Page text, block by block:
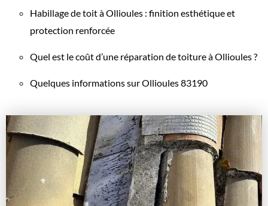
Habillage de toit à Ollioules : finition esthétique et
protection renforcée
Quel est le coût d’une réparation de toiture à Ollioules ?
Quelques informations sur Ollioules 83190